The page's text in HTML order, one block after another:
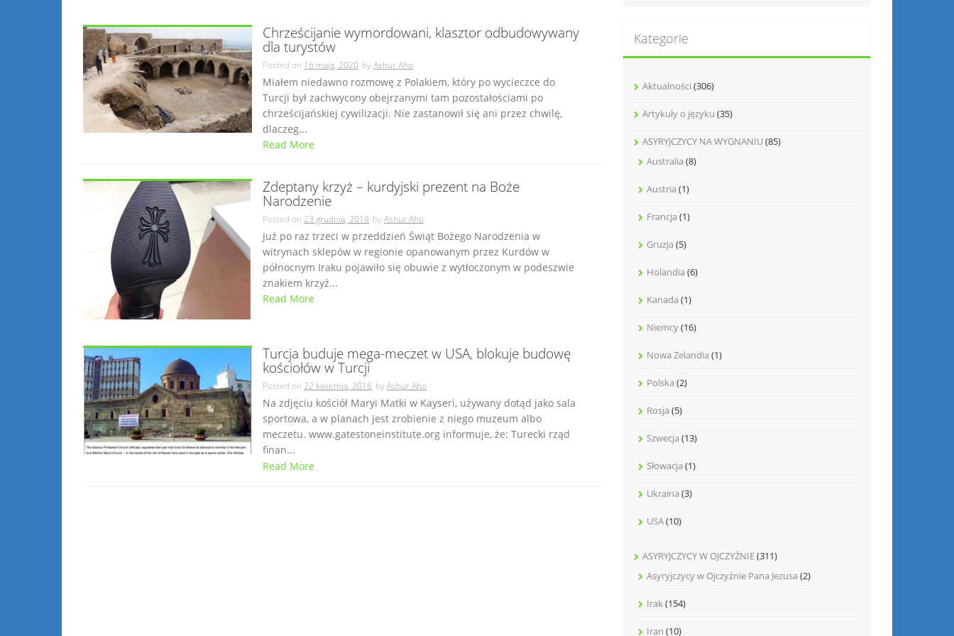
Chrześcijanie wymordowani, klasztor odbudowywany
dla turystów
Posted on 16 maja, 2020 byAshur Aho
Miałem niedawno rozmowę z Polakiem, który po wycieczce do
Turcji był zachwycony obejrzanymi tam pozostałościami po
chrześcijańskiej cywilizacji. Nie zastanowił się ani przez chwilę,
dlaczeg...
Read More
Zdeptany krzyż – kurdyjski prezent na Boże
Narodzenie
Posted on23 grudnia, 2019 byAshur Aho
Już po raz trzeci w przeddzień Świąt Bożego Narodzenia w
witrynach sklepów w regionie opanowanym przez Kurdów w
północnym Iraku pojawiło się obuwie z wytłoczonym w podeszwie
znakiem krzyż...
Read More
Turcja buduje mega-meczet w USA, blokuje budowę
kościołów w Turcji
Posted on22 kwietnia, 2016 byAshur Aho
Na zdjęciu kościół Maryi Matki w Kayseri, używany dotąd jako sala
sportowa, a w planach jest zrobienie z niego muzeum albo
meczetu. www.gatestoneinstitute.org informuje, że: Turecki rząd
finan...
Read More
Kategorie
Aktualności (306)
Artykuły o języku (35)
ASYRYJCZYCY NA WYGNANIU(85)
Australia (8)
Austria (1)
Francja (1)
Gruzja (5)
Holandia (6)
Kanada (1)
Niemcy(16)
Nowa Zelandia (1)
Polska (2)
Rosja (5)
Szwecja (13)
Słowacja (1)
Ukraina (3)
USA(10)
ASYRYJCZYCY W OJCZYŹNIE(311)
Asyryjczycy w Ojczyźnie Pana Jezusa (2)
Irak(154)
Iran (10)